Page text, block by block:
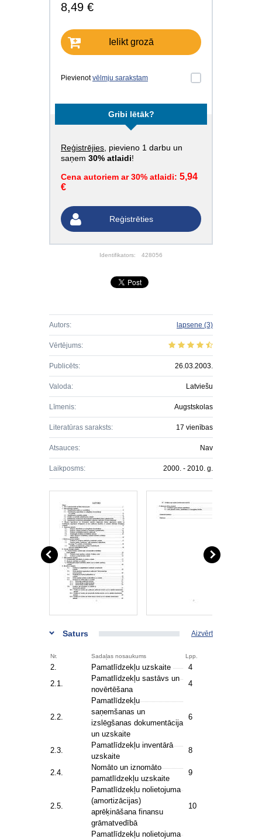
8,49 €
Ielikt grozā
Pievienotvēlmju sarakstam
Gribi lētāk?
Reģistrējies , pievieno 1 darbu un
saņem 30% atlaidi!
Cena autoriem ar 30% atlaidi: 5,94
€
Reģistrēties
Identifikators: 428056
Autors: lapsene (3)
Vērtējums:
Publicēts: 26.03.2003.
Valoda: Latviešu
Līmenis: Augstskolas
Literatūras saraksts: 17 vienības
Atsauces: Nav
Laikposms: 2000. - 2010. g.
Saturs Aizvērt
Nr. Sadaļas nosaukums Lpp.
2. Pamatlīdzekļu uzskaite
4
2.1.
Pamatlīdzekļu sastāvs un
novērtēšana
4
2.2.
Pamatlīdzekļu
saņemšanas un
izslēgšanas dokumentācija
un uzskaite
6
2.3.
Pamatlīdzekļu inventārā
uzskaite
8
2.4.
Nomāto un iznomāto
pamatlīdzekļu uzskaite
9
2.5.
Pamatlīdzekļu nolietojuma
(amortizācijas)
aprēķināšana finansu
grāmatvedībā
10
Pamatlīdzekļu nolietojuma